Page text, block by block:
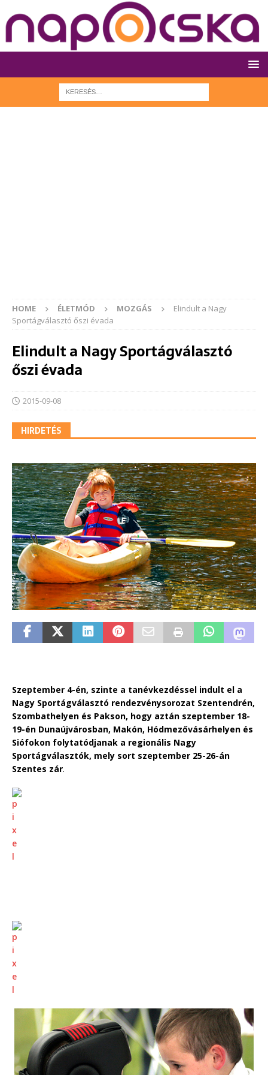
HOME ÉLETMÓD MOZGÁS
Elindult a Nagy
Sportágválasztó őszi évada
Elindult a Nagy Sportágválasztó
őszi évada
2015-09-08
HIRDETÉS
Szeptember 4-én, szinte a tanévkezdéssel indult el a
Nagy Sportágválasztó rendezvénysorozat Szentendrén,
Szombathelyen és Pakson, hogy aztán szeptember 18-
19-én Dunaújvárosban, Makón, Hódmezővásárhelyen és
Siófokon folytatódjanak a regionális Nagy
Sportágválasztók, mely sort szeptember 25-26-án
Szentes zár.